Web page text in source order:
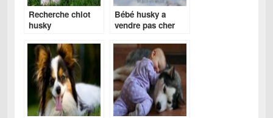
Recherche chiot
husky
Bébé husky a
vendre pas cher